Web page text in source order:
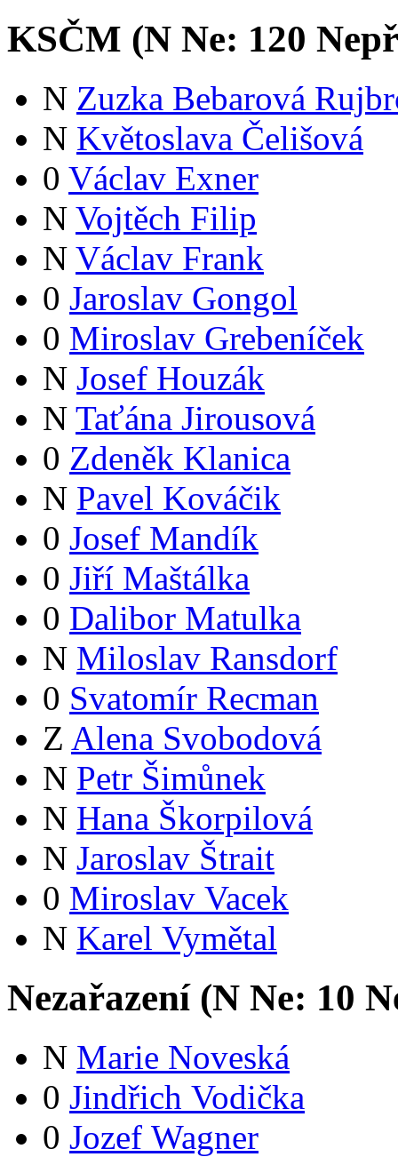
KSČM (N Ne: 120
N Zuzka Bebarová
N Květoslava Čelišová
0 Václav Exner
N Vojtěch Filip
N Václav Frank
0 Jaroslav Gongol
0 Miroslav Grebeníček
N Josef Houzák
N Taťána Jirousová
0 Zdeněk Klanica
N Pavel Kováčik
0 Josef Mandík
0 Jiří Maštálka
0 Dalibor Matulka
N Miloslav Ransdorf
0 Svatomír Recman
Z Alena Svobodová
N Petr Šimůnek
N Hana Škorpilová
N Jaroslav Štrait
0 Miroslav Vacek
N Karel Vymětal
Nezařazení (N Ne: 10
N Marie Noveská
0 Jindřich Vodička
0 Jozef Wagner